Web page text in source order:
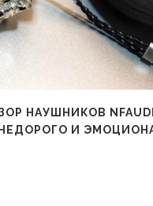
НАУШНИКОВ
НЕДОРОГО И